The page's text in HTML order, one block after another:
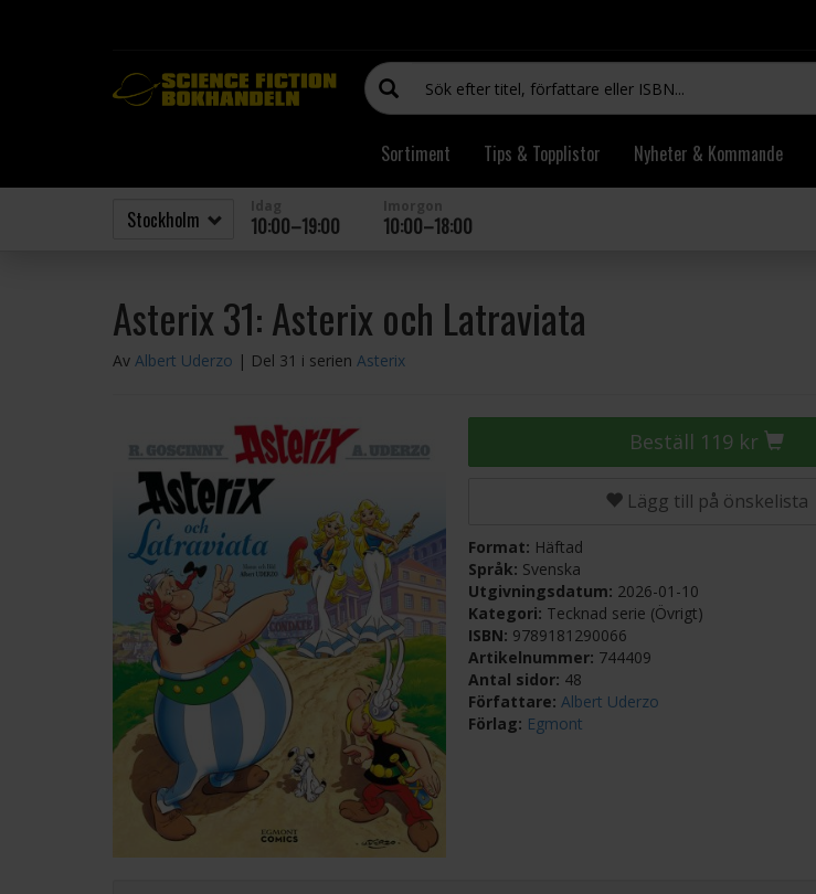
Sortiment Tips & Topplistor Nyheter & Kommande
10:00–19:00 10:00–18:00
Asterix 31: Asterix och Latraviata
Av Albert Uderzo | Del 31 i serien Asterix
Beställ 119 kr
Lägg till på önskelista
Format: Häftad
Språk: Svenska
Utgivningsdatum: 2026-01-10
Kategori: Tecknad serie (Övrigt)
ISBN: 9789181290066
Artikelnummer: 744409
Antal sidor: 48
Författare:Albert Uderzo
Förlag: Egmont